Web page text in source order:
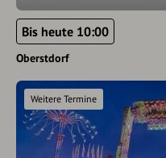
Bis heute 10:00
Oberstdorf
Weitere Termine